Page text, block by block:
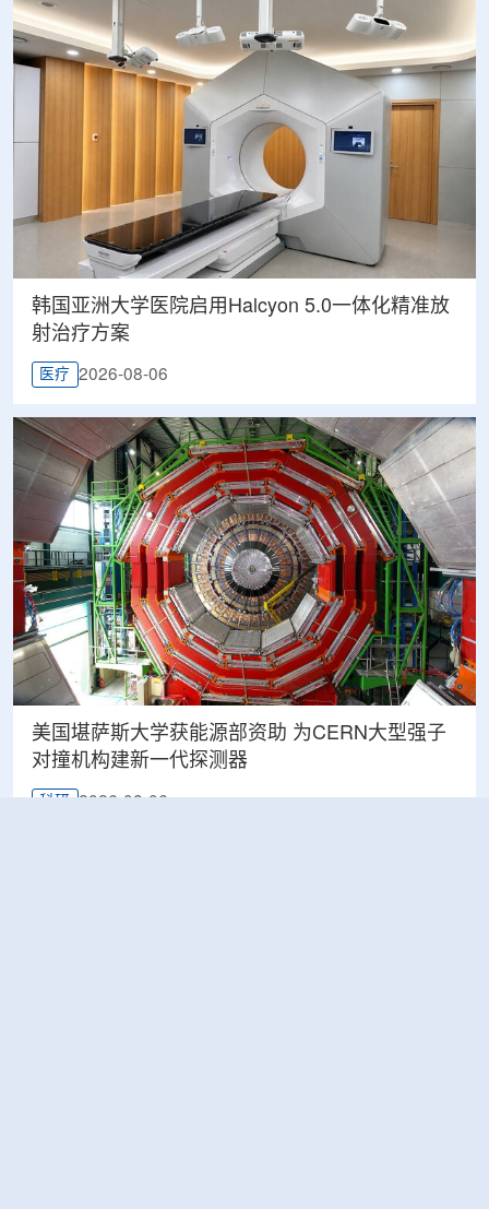
韩国亚洲大学医院启用Halcyon 5.0一体化精准放
射治疗方案
医疗 2026-08-06
美国堪萨斯大学获能源部资助 为CERN大型强子
对撞机构建新一代探测器
科研 2026-08-06